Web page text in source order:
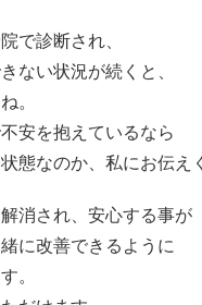
で診断され、
ない状況が続くと、
。
安を抱えているなら
態なのか、私にお伝え
消され、安心する事が
に改善できるように
。